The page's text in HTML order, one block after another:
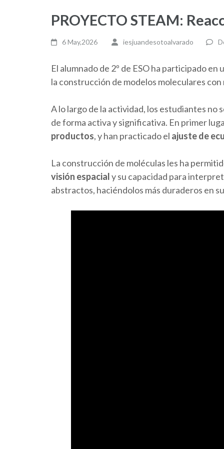
PROYECTO STEAM:
6 May,2026 iesjuandesotoalvarado
El alumnado de 2º de ESO ha participado
la construcción de modelos moleculares
A lo largo de la actividad, los estudiantes no
de forma activa y significativa. En primer
productos, y han practicado el ajuste de
La construcción de moléculas les ha
visión espacialy su capacidad para
abstractos, haciéndolos más duraderos en